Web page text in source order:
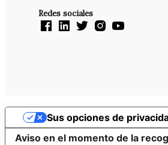
Redes sociales
Aviso en el momento de la
Sus opciones de